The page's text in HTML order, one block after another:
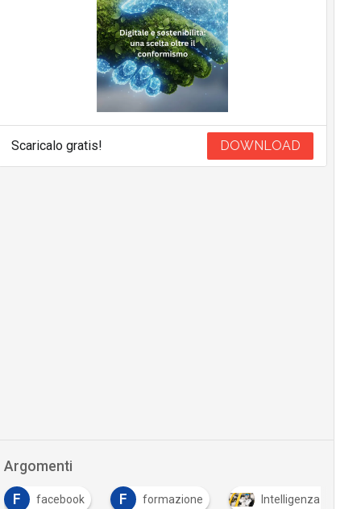
Scaricalo gratis! DOWNLOAD
Argomenti
F facebook F formazione Intelligenza